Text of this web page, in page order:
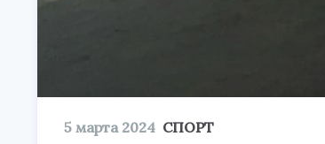
5 марта 2024 СПОРТ